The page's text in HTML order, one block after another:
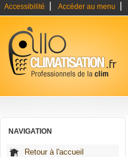
Accessibilité Accéder au menu
NAVIGATION
Retour à l'accueil